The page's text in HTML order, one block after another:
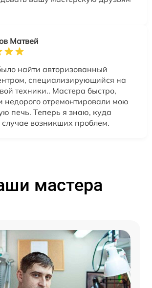
Матвей
найти авторизованный
специализирующийся на
техники.. Мастера быстро,
недорого отремонтировали мою
печь. Теперь я знаю, куда
возникших проблем.
мастера